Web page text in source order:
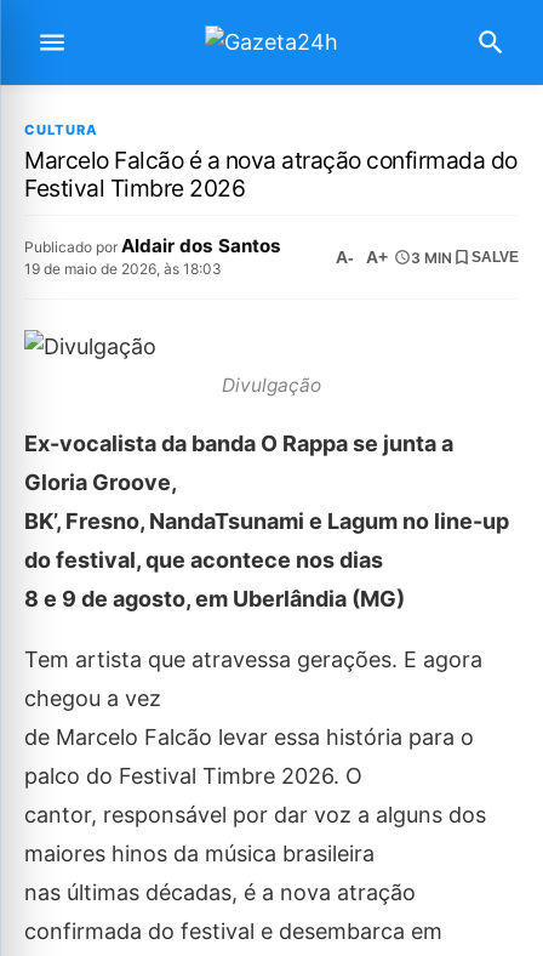
CULTURA
Marcelo Falcão é a nova atração confirmada do
Festival Timbre 2026
Publicado por Aldair dos Santos
19 de maio de 2026, às 18:03
A- A+ 3 MIN SALVE
Divulgação
Ex-vocalista da banda O Rappa se junta a
Gloria Groove,
BK’, Fresno, NandaTsunami e Lagum no line-up
do festival, que acontece nos dias
8 e 9 de agosto, em Uberlândia (MG)
Tem artista que atravessa gerações. E agora
chegou a vez
de Marcelo Falcão levar essa história para o
palco do Festival Timbre 2026. O
cantor, responsável por dar voz a alguns dos
maiores hinos da música brasileira
nas últimas décadas, é a nova atração
confirmada do festival e desembarca em